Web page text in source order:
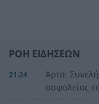
ΡΟΗ ΕΙΔΗΣΕΩΝ
21:24
Άρτα:
ασφαλείας